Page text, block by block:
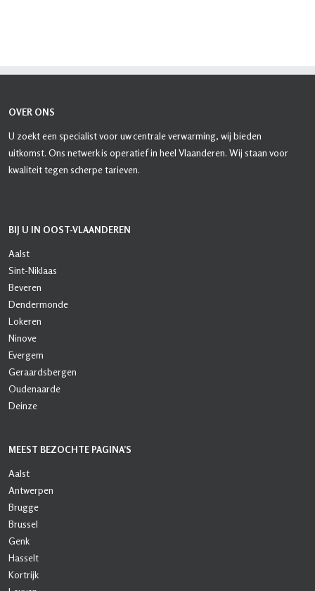
OVER ONS
U zoekt een specialist voor uw centrale verwarming, wij bieden
uitkomst. Ons netwerk is operatief in heel Vlaanderen. Wij staan voor
kwaliteit tegen scherpe tarieven.
BIJ U IN OOST-VLAANDEREN
Aalst
Sint-Niklaas
Beveren
Dendermonde
Lokeren
Ninove
Evergem
Geraardsbergen
Oudenaarde
Deinze
MEEST BEZOCHTE PAGINA’S
Aalst
Antwerpen
Brugge
Brussel
Genk
Hasselt
Kortrijk